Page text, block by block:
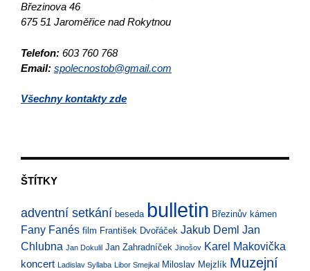
Březinova 46
675 51 Jaroměřice nad Rokytnou
Telefon: 603 760 768
Email: spolecnostob@gmail.com
Všechny kontakty zde
ŠTÍTKY
adventní setkání beseda bulletin Březinův kámen
Fany Fanés film František Dvořáček Jakub Deml Jan
Chlubna Jan Dokulil Jan Zahradníček Jinošov Karel Makovička
koncert Ladislav Syllaba Libor Smejkal Miloslav Mejzlík Muzejní